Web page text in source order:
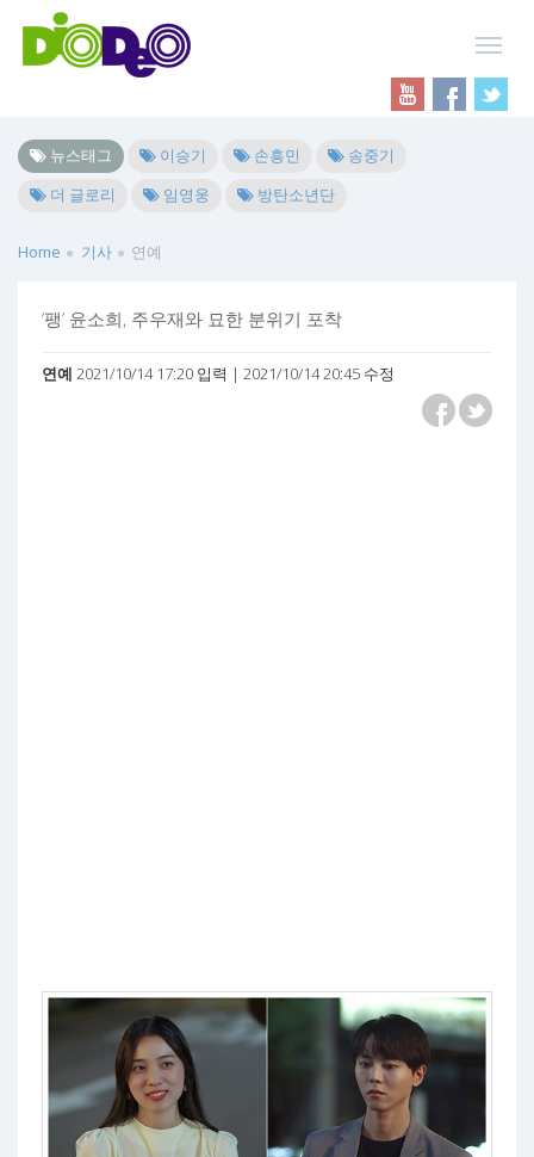
뉴스태그 이승기 손흥민
송중기
더 글로리
임영웅 방탄소년단
Home 기사 연예
‘팽’ 윤소희, 주우재와 묘한 분위기 포착
연예 2021/10/14 17:20 입력 | 2021/10/14 20:45 수정